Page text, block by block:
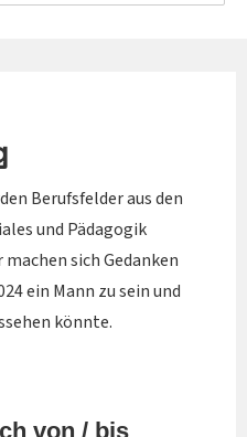
Berufsfelder aus den
und Pädagogik
sich Gedanken
ein Mann zu sein und
könnte.
von / bis